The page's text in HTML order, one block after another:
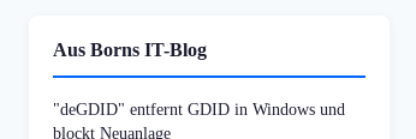
Aus Borns IT-Blog
"deGDID" entfernt GDID in Windows und
blockt Neuanlage